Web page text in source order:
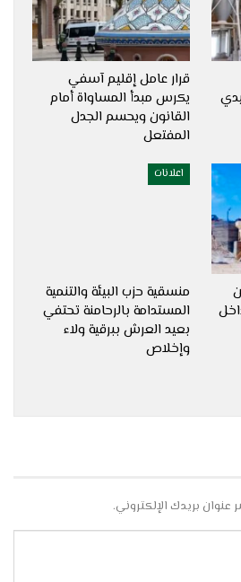
قرار عامل إقليم آسفي
يكرس مبدأ المساواة أمام
القانون ويحسم الجدل
المفتعل
اعلانات
منسقية حزب البيئة والتنمية
المستدامة بالرحامنة تحتفي
بعيد العرش ببرقية ولاء
وإخلاص
عنوان بريدك الإلكتروني.